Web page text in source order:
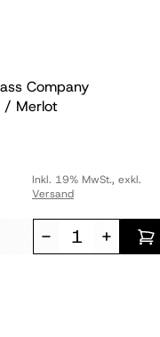
Company
/ Merlot
Inkl. 19% MwSt., exkl.
Versand
- +